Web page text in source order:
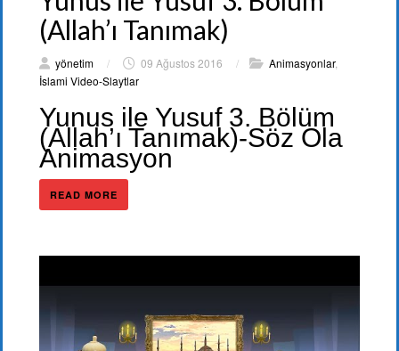
(Allah’ı Tanımak)
yönetim / 09 Ağustos 2016 / Animasyonlar,
İslami Video-Slaytlar
Yunus ile Yusuf 3. Bölüm
(Allah’ı Tanımak)-Söz Ola
Animasyon
READ MORE